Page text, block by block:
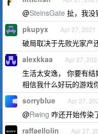
@SteinsGate 扯，我没
pkupyx Apr 27, 2021
破局取决于先败光家产
alexkkaa Apr 27,
生活太安逸， 你要有结
相信我什么好玩的游戏
sorryblue Apr 27,
@Rwing 咋还开始传染
raffaellolin Apr 27,